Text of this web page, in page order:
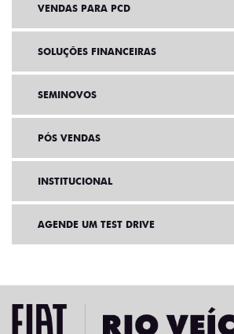
VENDAS PARA PCD
SOLUÇÕES FINANCEIRAS
SEMINOVOS
PÓS VENDAS
INSTITUCIONAL
AGENDE UM TEST DRIVE